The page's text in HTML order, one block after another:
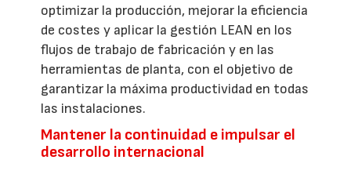
optimizar la producción, mejorar la eficiencia
de costes y aplicar la gestión LEAN en los
flujos de trabajo de fabricación y en las
herramientas de planta, con el objetivo de
garantizar la máxima productividad en todas
las instalaciones.
Mantener la continuidad e impulsar el
desarrollo internacional